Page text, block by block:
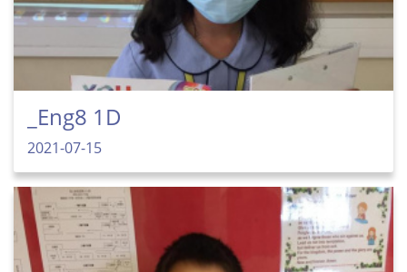
_Eng8 1D
2021-07-15